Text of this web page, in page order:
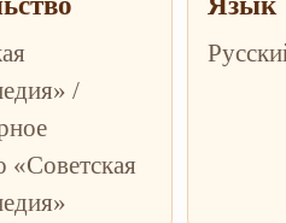
/
«Советская